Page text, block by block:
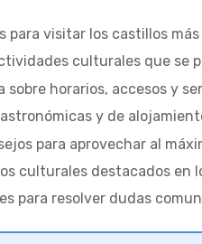
para visitar los castillos
culturales que
horarios, accesos y
y de
para aprovechar al
culturales destacados en
para resolver dudas